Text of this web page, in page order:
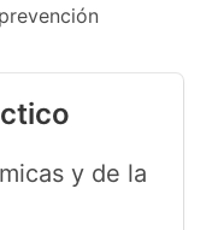
y de la